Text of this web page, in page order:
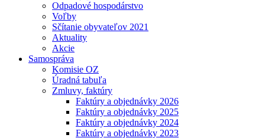
Odpadové hospodárstvo
Voľby
Sčítanie obyvateľov 2021
Aktuality
Akcie
Samospráva
Komisie OZ
Úradná tabuľa
Zmluvy, faktúry
Faktúry a objednávky 2026
Faktúry a objednávky 2025
Faktúry a objednávky 2024
Faktúry a objednávky 2023